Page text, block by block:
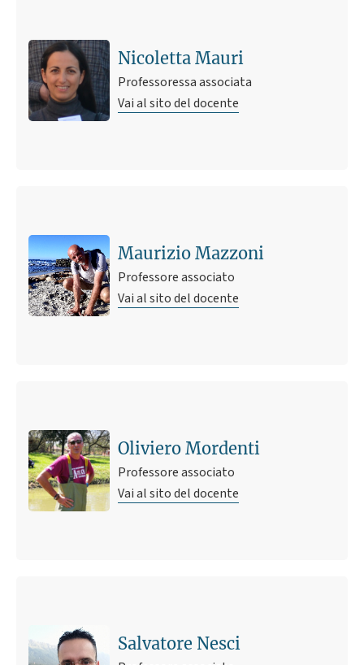
Nicoletta Mauri
Professoressa associata
Vai al sito del docente
Maurizio Mazzoni
Professore associato
Vai al sito del docente
Oliviero Mordenti
Professore associato
Vai al sito del docente
Salvatore Nesci